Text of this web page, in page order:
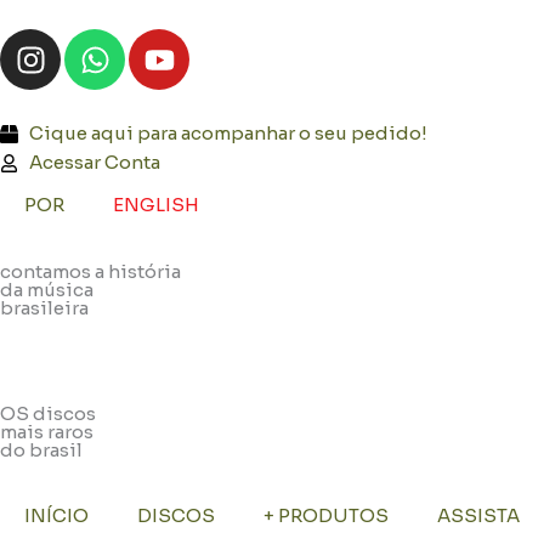
para
o
I
n
t
a
g
m
W
h
t
s
p
Y
o
t
u
b
Cique aqui para acompanhar o seu pedido!
Acessar Conta
POR
ENGLISH
contamos a história
da música
brasileira
OS discos
mais raros
do brasil
INÍCIO DISCOS + PRODUTOS ASSISTA